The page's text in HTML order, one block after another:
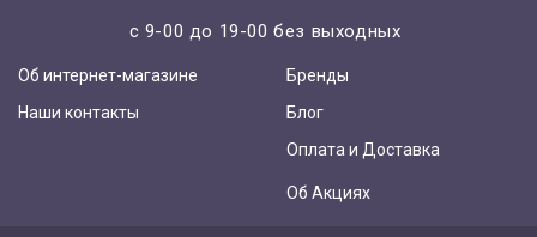
с 9-00 до 19-00 без выходных
Об интернет-магазине
Наши контакты
Бренды
Блог
Оплата и Доставка
Об Акциях